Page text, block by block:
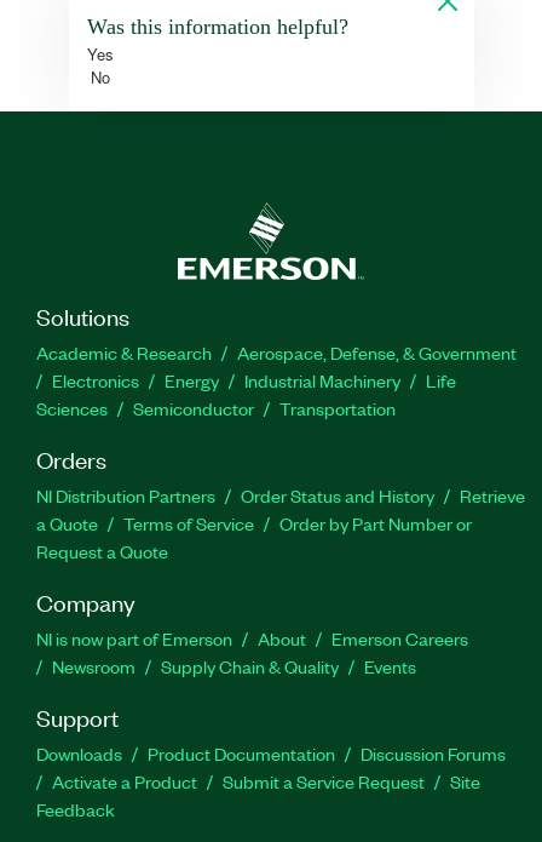
Was this information helpful?
Yes
No
Solutions
Academic & Research
Aerospace, Defense, & Government
Electronics
Energy Industrial Machinery
Life
Sciences
Semiconductor Transportation
Orders
NI Distribution Partners Order Status and History
Retrieve
a Quote
Terms of Service
Order by Part Number or
Request a Quote
Company
NI is now part of Emerson About
Emerson Careers
Newsroom
Supply Chain & Quality Events
Support
Downloads Product Documentation
Discussion Forums
Activate a Product
Submit a Service Request
Site
Feedback